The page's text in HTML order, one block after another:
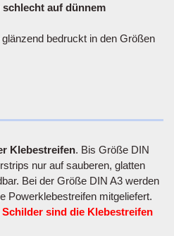
auf dünnem
glänzend bedruckt in den Größen
Klebestreifen. Bis Größe DIN
nur auf sauberen, glatten
Bei der Größe DIN A3 werden
Powerklebestreifen mitgeliefert.
sind die Klebestreifen